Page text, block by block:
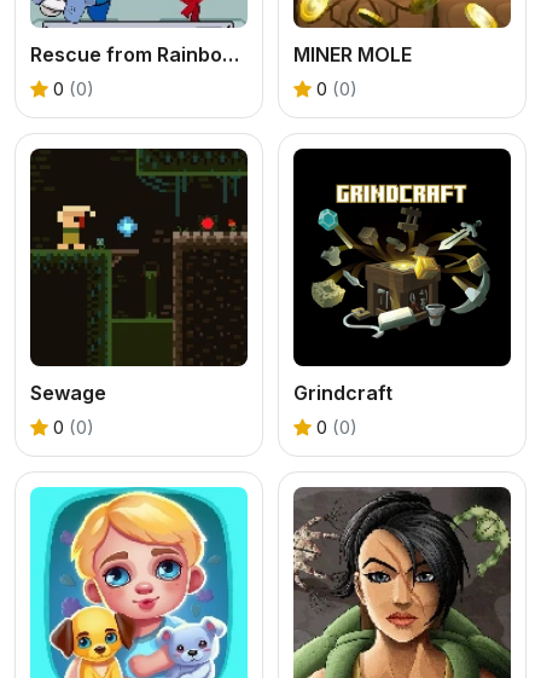
Rescue from Rainbow Monster Online
0 (0)
MINER MOLE
0 (0)
Sewage
0 (0)
Grindcraft
0 (0)